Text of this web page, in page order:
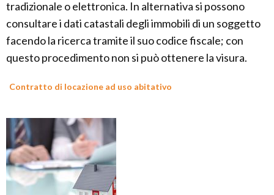
tradizionale o elettronica. In alternativa si possono
consultare i dati catastali degli immobili di un soggetto
facendo la ricerca tramite il suo codice fiscale; con
questo procedimento non si può ottenere la visura.
Contratto di locazione ad uso abitativo